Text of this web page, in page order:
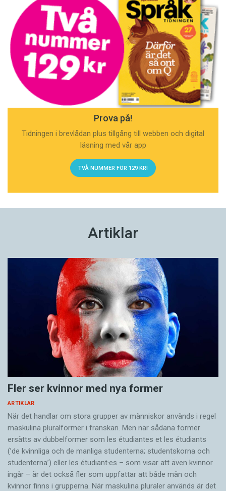
Prova på!
Tidningen i brevlådan plus tillgång till webben och digital
läsning med vår app
TVÅ NUMMER FÖR 129 KR!
Artiklar
Fler ser kvinnor med nya former
ARTIKLAR
När det handlar om stora grupper av människor används i regel
maskulina pluralformer i franskan. Men när sådana ­former
ersätts av dubbel­former som les étudiantes et les étudiants
(’de kvinnliga och de manliga studenterna; studentskorna och
studenterna’) eller les étudiant·es – som visar att även kvinnor
ingår – är det också fler som uppfattar att både män och
kvinnor finns i grupperna. När maskulina pluraler används är det